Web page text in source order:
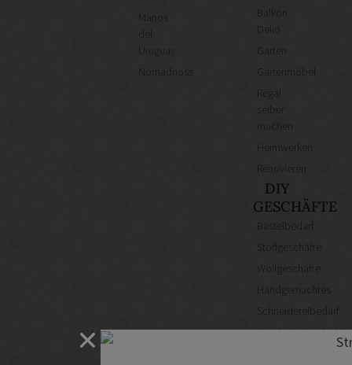
Manos
Uruguay
Nomadnoss
Balkon
Deko
Garten
Gartenmöbel
Regal
Heimwerken
DIY
GESCHÄFTE
Bastelbedarf
Stoffgeschäfte
Wollgeschäfte
Handgemachtes
Handarbeitszubehör